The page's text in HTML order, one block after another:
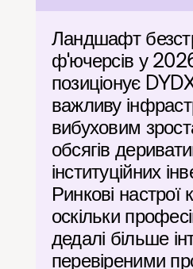
Ландшафт
ф'ючерсів у
позиціонує
важливу
вибуховим
обсягів
інституційних
Ринкові настрої
оскільки
дедалі більше
перевіреними